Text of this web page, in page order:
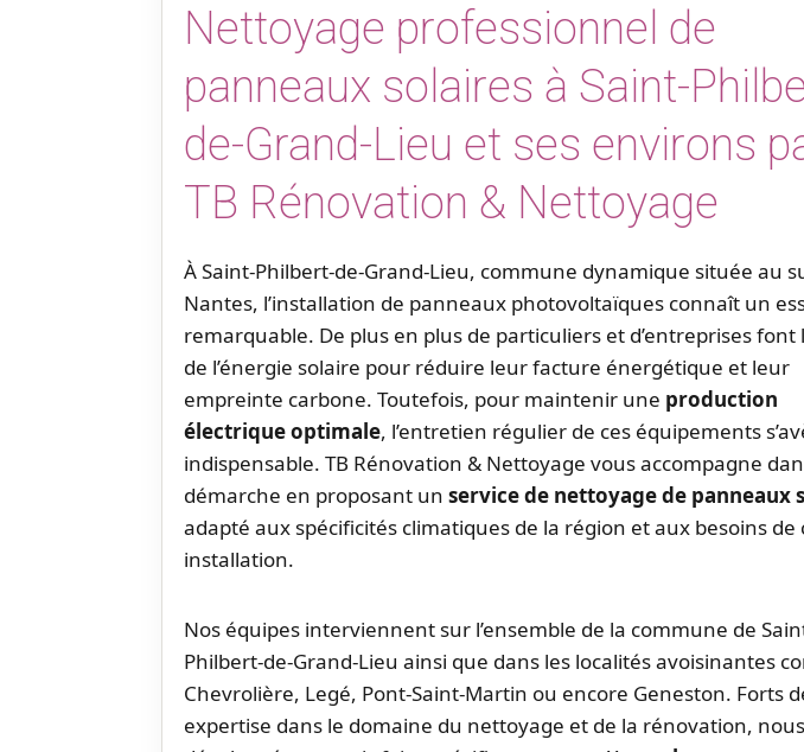
Nettoyage professionnel de
panneaux solaires à Saint-
de-Grand-Lieu et ses environs
TB Rénovation & Nettoyage
À Saint-Philbert-de-Grand-Lieu, commune dynamique située au
Nantes, l’installation de panneaux photovoltaïques connaît un
remarquable. De plus en plus de particuliers et d’entreprises font
de l’énergie solaire pour réduire leur facture énergétique et leur
empreinte carbone. Toutefois, pour maintenir une production
électrique optimale, l’entretien régulier de ces équipements
indispensable. TB Rénovation & Nettoyage vous accompagne
démarche en proposant un service de nettoyage de panneaux
adapté aux spécificités climatiques de la région et aux besoins de
installation.
Nos équipes interviennent sur l’ensemble de la commune de
Philbert-de-Grand-Lieu ainsi que dans les localités avoisinantes
Chevrolière, Legé, Pont-Saint-Martin ou encore Geneston. Forts
expertise dans le domaine du nettoyage et de la rénovation,